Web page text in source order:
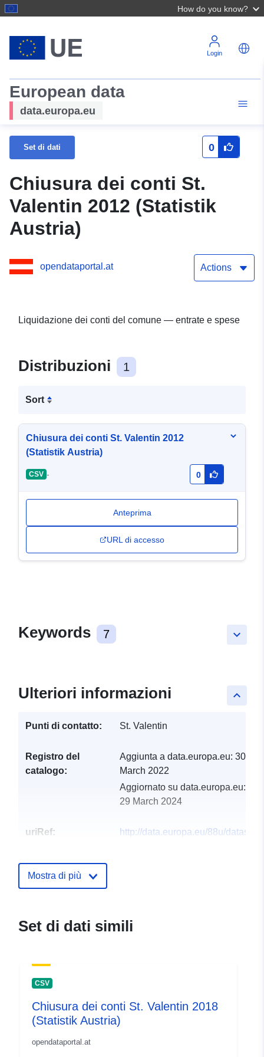
How do you know?
Login
European data
data.europa.eu
Set di dati 0
Chiusura dei conti St.
Valentin 2012 (Statistik
Austria)
opendataportal.at Actions
Liquidazione dei conti del comune — entrate e spese
Distribuzioni 1
Sort
Chiusura dei conti St. Valentin 2012
(Statistik Austria)
CSV - 0
Anteprima
URL di accesso
keyboard_arrow_down
Keywords 7
keyboard_arrow_up
Ulteriori informazioni
Punti di contatto: St. Valentin
Registro del
catalogo:
Aggiunta a data.europa.eu: 30
March 2022
Aggiornato su data.europa.eu:
29 March 2024
uriRef:
http://data.europa.eu/88u/
Mostra di più
Set di dati simili
CSV
Chiusura dei conti St. Valentin 2018
(Statistik Austria)
opendataportal.at